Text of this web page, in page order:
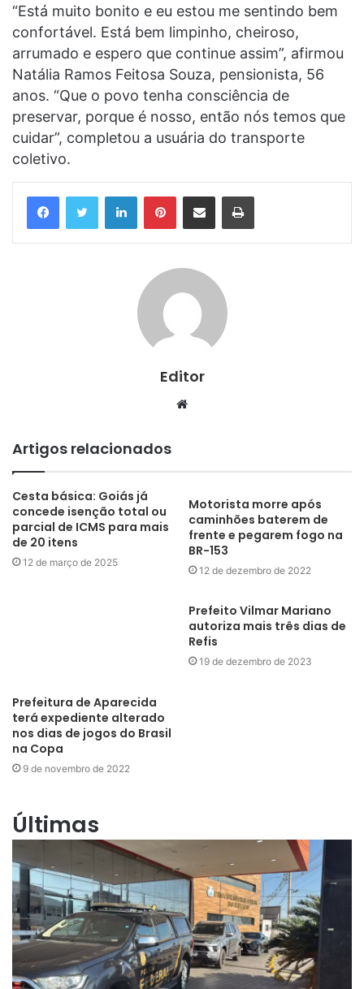
“Está muito bonito e eu estou me sentindo bem
confortável. Está bem limpinho, cheiroso,
arrumado e espero que continue assim”, afirmou
Natália Ramos Feitosa Souza, pensionista, 56
anos. “Que o povo tenha consciência de
preservar, porque é nosso, então nós temos que
cuidar”, completou a usuária do transporte
coletivo.
LinkedinPinterestCompartilhar via e-mail Imprimir
Editor
Website
Artigos relacionados
Cesta básica: Goiás já
concede isenção total ou
parcial de ICMS para mais
de 20 itens
12 de março de 2025
Motorista morre após
caminhões baterem de
frente e pegarem fogo na
BR-153
12 de dezembro de 2022
Prefeito Vilmar Mariano
autoriza mais três dias de
Refis
19 de dezembro de 2023
Últimas
Polícia
Esquema de ex-governador do MT e a Oi,
leva PF a gestora no coração da Faria Lima